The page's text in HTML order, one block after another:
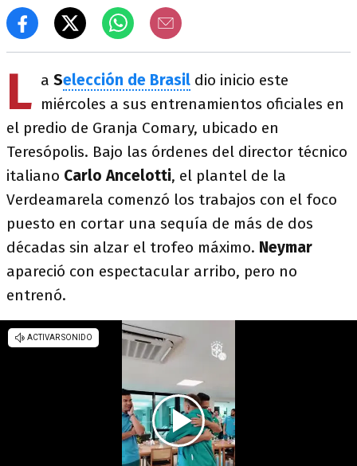
L a Selección de Brasil dio inicio este
miércoles a sus entrenamientos oficiales en
el predio de Granja Comary, ubicado en
Teresópolis. Bajo las órdenes del director técnico
italiano Carlo Ancelotti, el plantel de la
Verdeamarela comenzó los trabajos con el foco
puesto en cortar una sequía de más de dos
décadas sin alzar el trofeo máximo. Neymar
apareció con espectacular arribo, pero no
entrenó.